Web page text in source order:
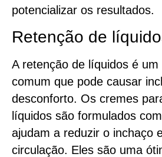
potencializar os resultados.
Retenção de
A retenção de líquidos é um
comum que pode causar
desconforto. Os cremes
líquidos são formulados
ajudam a reduzir o inchaço
circulação. Eles são uma